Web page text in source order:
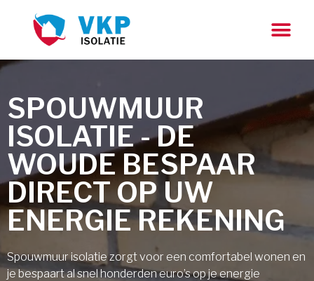
SPOUWMUUR
ISOLATIE - DE
WOUDE BESPAAR
DIRECT OP UW
ENERGIE REKENING
Spouwmuur isolatie zorgt voor een comfortabel wonen en
je bespaart al snel honderden euro’s op je energie